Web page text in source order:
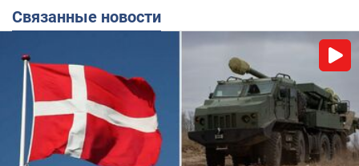
Связанные новости